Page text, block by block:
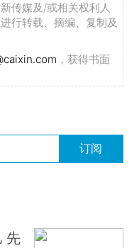
传媒及/或相关权利人
行转载、摘编、复制及
，获得书面
订阅
先